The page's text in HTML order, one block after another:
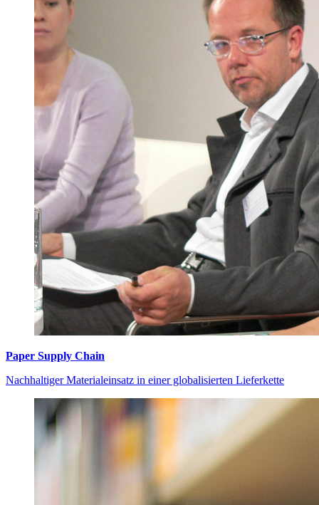
Paper Supply Chain
Nachhaltiger Materialeinsatz in einer globalisierten Lieferkette